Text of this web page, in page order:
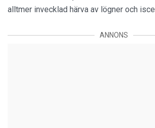
alltmer invecklad härva av lögner och
ANNONS